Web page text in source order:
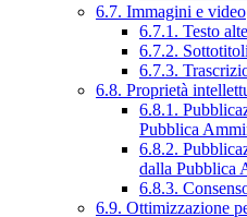
6.7. Immagini e video
6.7.1. Testo
6.7.2.
6.7.3.
6.8. Proprietà
6.8.1.
Pubblica
6.8.2.
dalla Pubblica
6.8.3.
6.9. Ottimizzazione